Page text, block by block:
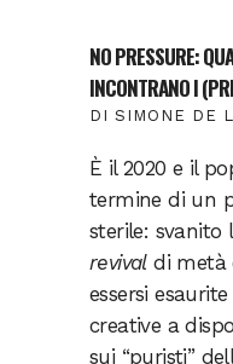
NO PRESSURE:
INCONTRANO I
DI SIMONE DE
È il 2020 e il
termine di un
sterile: svanito
revivaldi metà
essersi
creative a
sui “puristi”